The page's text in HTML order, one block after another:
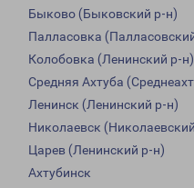
Быково (Быковский р-н)
Палласовка
Колобовка (Ленинский р-н)
Средняя Ахтуба
Ленинск (Ленинский р-н)
Николаевск
Царев (Ленинский р-н)
Ахтубинск